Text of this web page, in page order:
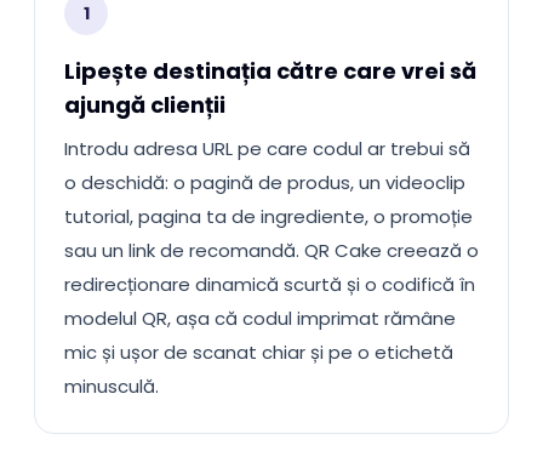
1
Lipește destinația către care vrei să
ajungă clienții
Introdu adresa URL pe care codul ar trebui să
o deschidă: o pagină de produs, un videoclip
tutorial, pagina ta de ingrediente, o promoție
sau un link de recomandă. QR Cake creează o
redirecționare dinamică scurtă și o codifică în
modelul QR, așa că codul imprimat rămâne
mic și ușor de scanat chiar și pe o etichetă
minusculă.